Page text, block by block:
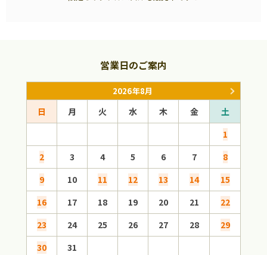
営業日のご案内
2026年8月
日 月 火 水 木 金
土
1
2
3 4 5 6 7
8
9
10 11 12 13 14
15
16
17 18 19 20 21
22
23
24 25 26 27 28
29
30
31